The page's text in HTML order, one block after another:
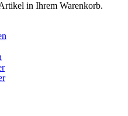
in Ihrem Warenkorb.